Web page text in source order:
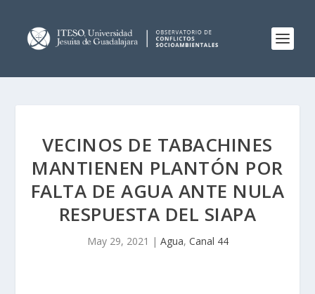
VECINOS DE TABACHINES
MANTIENEN PLANTÓN POR
FALTA DE AGUA ANTE NULA
RESPUESTA DEL SIAPA
May 29, 2021 | Agua, Canal 44